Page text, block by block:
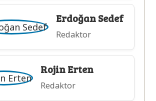
Erdoğan Sedef
Redaktor
Rojin Erten
Redaktor